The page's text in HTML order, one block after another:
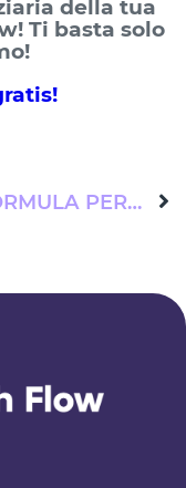
della tua
Ti basta solo
LA FORMULA PER CALCOLARE IL CASHFLOW AZIENDALE: COME FARLO CORRETTAMENTE